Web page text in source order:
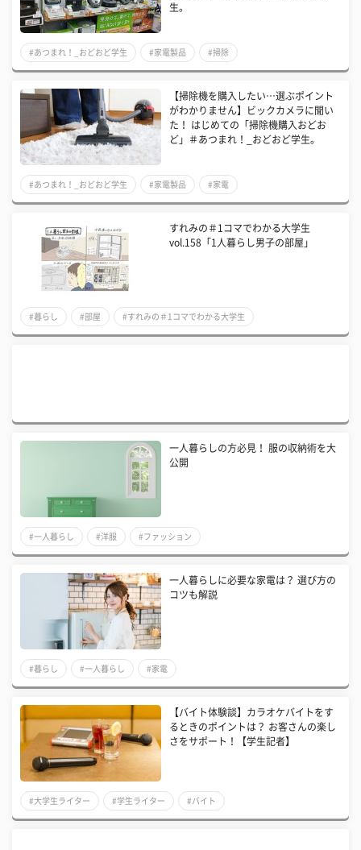
生。
#あつまれ！_おどおど学生 #家電製品 #掃除
【掃除機を購入したい…選ぶポイント
がわかりません】ビックカメラに聞い
た！ はじめての「掃除機購入おどお
ど」＃あつまれ！_おどおど学生。
#あつまれ！_おどおど学生 #家電製品 #家電
すれみの＃1コマでわかる大学生
vol.158「1人暮らし男子の部屋」
#暮らし #部屋 #すれみの＃1コマでわかる大学生
一人暮らしの方必見！ 服の収納術を大
公開
#一人暮らし #洋服 #ファッション
一人暮らしに必要な家電は？ 選び方の
コツも解説
#暮らし #一人暮らし #家電
【バイト体験談】カラオケバイトをす
るときのポイントは？ お客さんの楽し
さをサポート！【学生記者】
#大学生ライター #学生ライター #バイト